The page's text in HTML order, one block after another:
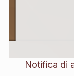
Notifica di